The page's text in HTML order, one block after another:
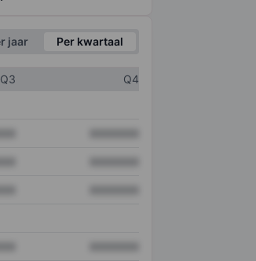
jaar Per kwartaal
Q3
Q4